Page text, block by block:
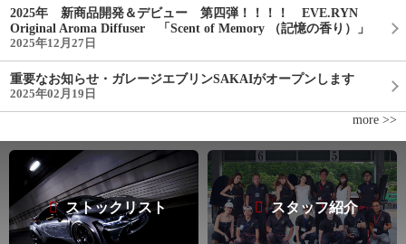
2025年 新商品開発＆デビュー 第四弾！！！！ EVE.RYN
Original Aroma Diffuser 「Scent of Memory （記憶の香り）」
2025年12月27日
重要なお知らせ・ガレージエブリンSAKAIがオープンします
2025年02月19日
more >>
ストックリスト スタッフ紹介